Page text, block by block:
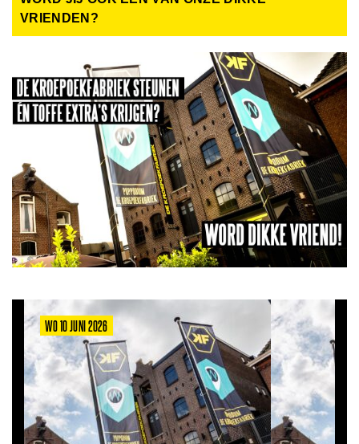
VRIENDEN?
WO 10 JUNI 2026